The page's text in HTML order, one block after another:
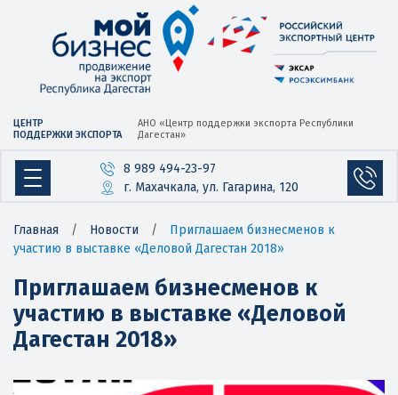
ЦЕНТР
ПОДДЕРЖКИ ЭКСПОРТА
АНО «Центр поддержки экспорта Республики
Дагестан»
8 989 494-23-97
г. Махачкала, ул. Гагарина, 120
Главная / Новости /
Приглашаем бизнесменов к
участию в выставке «Деловой Дагестан 2018»
Приглашаем бизнесменов к
участию в выставке «Деловой
Дагестан 2018»